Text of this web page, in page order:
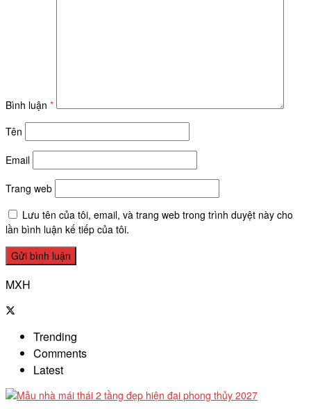
Bình luận *
Tên
Email
Trang web
Lưu tên của tôi, email, và trang web trong trình duyệt này cho
lần bình luận kế tiếp của tôi.
MXH
Trending
Comments
Latest